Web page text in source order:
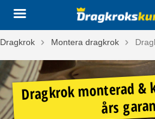
Dragkrok Montera dragkrok
Dragkrok monterad &
års